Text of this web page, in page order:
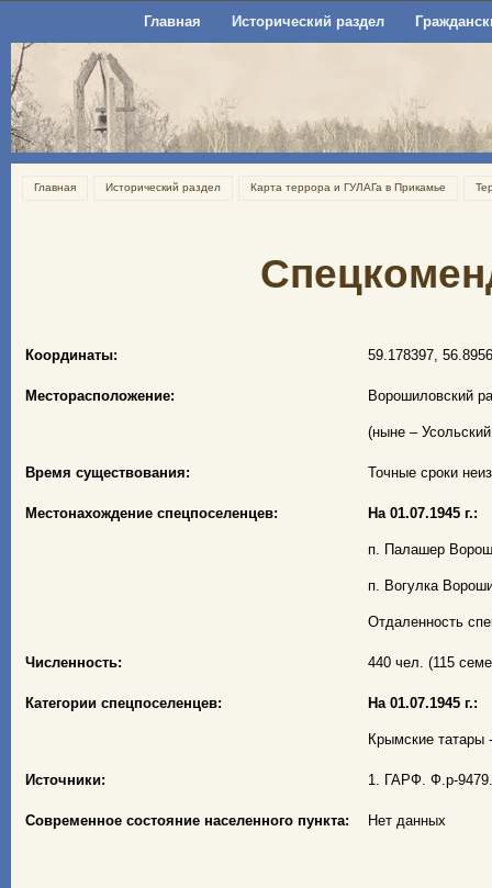
Главная Исторический раздел
Главная Исторический раздел Карта террора и ГУЛАГа в Прикамье
Координаты: 59.178397,
Месторасположение: Ворошиловский
(ныне –
Время существования: Точные сроки
Местонахождение спецпоселенцев: На 01.07.1945 г.:
п. Палашер
п. Вогулка
Отдаленность
Численность: 440 чел. (115
Категории спецпоселенцев: На 01.07.1945 г.:
Крымские татары
Источники: 1. ГАРФ. Ф.р-
Современное состояние населенного пункта: Нет данных